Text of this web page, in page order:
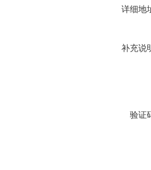
详细地
补充说
验证